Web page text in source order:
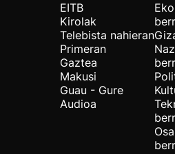
EITB
Kirolak
Telebista nahieran
Primeran
Gaztea
Makusi
Guau - Gure
Audioa